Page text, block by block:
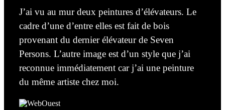
J’ai vu au murdeux peintures d’élévateurs. Le
cadre d’une d’entre elles est fait de bois
provenant du dernier élévateur de Seven
Persons. L’autre image est d’un style que j’ai
reconnue immédiatement car j’ai une peinture
du même artiste chez moi.